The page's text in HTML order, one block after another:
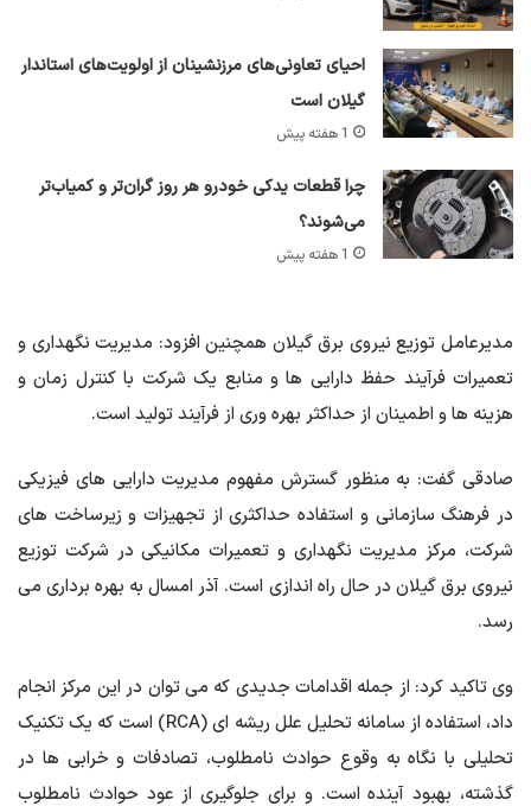
احیای تعاونی‌های مرزنشینان از اولویت‌های استاندار
گیلان است
1 هفته پیش
چرا قطعات یدکی خودرو هر روز گران‌تر و کمیاب‌تر
می‌شوند؟
1 هفته پیش
مدیرعامل توزیع نیروی برق گیلان همچنین افزود: مدیریت نگهداری و
تعمیرات فرآیند حفظ دارایی ها و منابع یک شرکت با کنترل زمان و
هزینه ها و اطمینان از حداکثر بهره وری از فرآیند تولید است.
صادقی گفت: به منظور گسترش مفهوم مدیریت دارایی های فیزیکی
در فرهنگ سازمانی و استفاده حداکثری از تجهیزات و زیرساخت های
شرکت، مرکز مدیریت نگهداری و تعمیرات مکانیکی در شرکت توزیع
نیروی برق گیلان در حال راه اندازی است. آذر امسال به بهره برداری می
رسد.
وی تاکید کرد: از جمله اقدامات جدیدی که می توان در این مرکز انجام
داد، استفاده از سامانه تحلیل علل ریشه ای (RCA) است که یک تکنیک
تحلیلی با نگاه به وقوع حوادث نامطلوب، تصادفات و خرابی ها در
گذشته، بهبود آینده است. و برای جلوگیری از عود حوادث نامطلوب